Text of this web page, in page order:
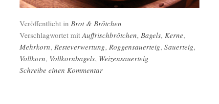
Veröffentlicht in Brot & Brötchen
Verschlagwortet mitAuffrischbrötchen, Bagels, Kerne,
Mehrkorn, Resteverwertung, Roggensauerteig, Sauerteig,
Vollkorn, Vollkornbagels, Weizensauerteig
Schreibe einen Kommentar